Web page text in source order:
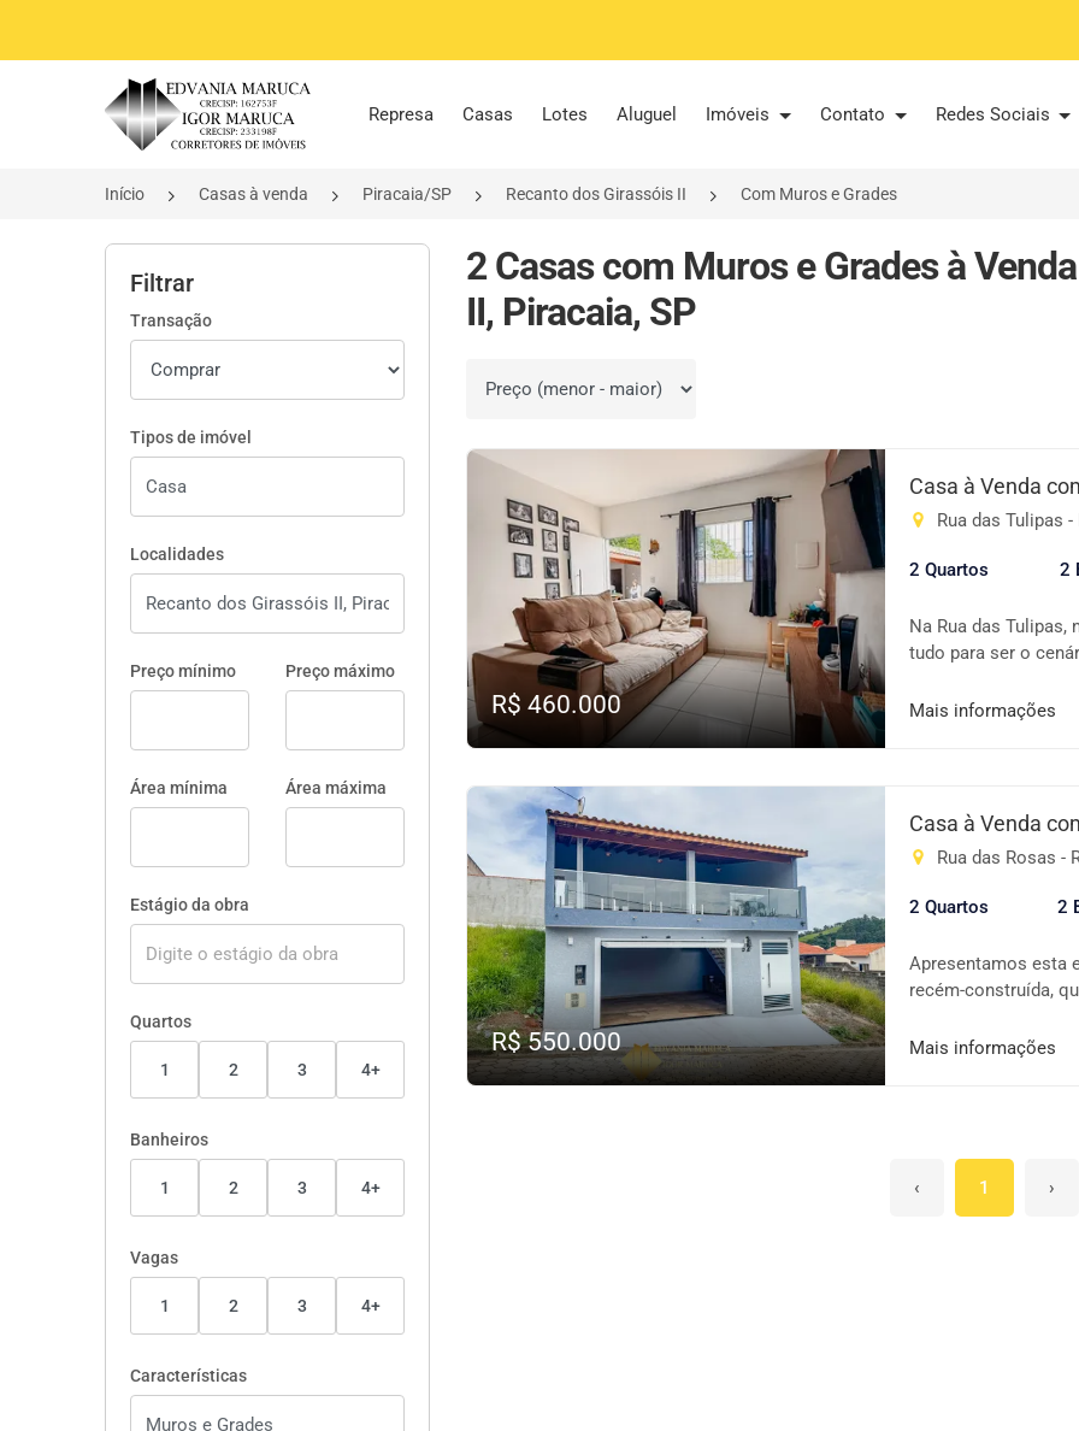
Página inicial
Represa Casas Lotes Aluguel Imóveis Contato Redes Sociais
Início Casas à venda Piracaia/SP Recanto dos Girassóis II Com Muros e Grades
Filtrar
Transação
Tipos de imóvel
Localidades
Preço mínimo Preço máximo
Área mínima Área máxima
Estágio da obra
Quartos
1 2 3 4+
Banheiros
1 2 3 4+
Vagas
1 2 3 4+
Características
2 Casas com Muros e Grades à
II, Piracaia, SP
Ordenar por
R$ 460.000
Casa à Venda
Rua das Tulipas
2 Quartos 2
Na Rua das
tudo para ser o
cozinhar isolado da
mercado, padaria,
equilíbrio perfeito
INFORMAÇÕES DO
Aproximadamente
realidade. Igor
162.753 F Angélica
Mais informações
R$ 550.000
Casa à Venda
Rua das Rosas -
2 Quartos 2
Apresentamos esta
recém-construída,
região, o Recanto
no seu dia a dia,
Mais informações
‹ 1 ›